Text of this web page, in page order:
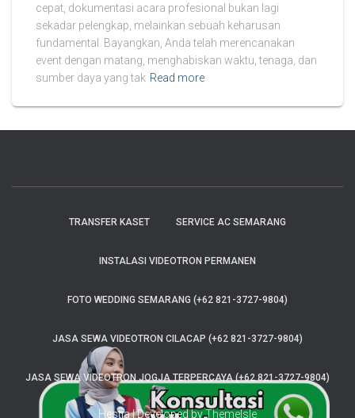
cepat, dokumentasi acara profesional bukan lagi
sekadar pelengkap, melainkan sebuah keharusan
fundamental. Bayangkan, Anda telah merencanakan
event dengan matang, menghabiskan waktu, tenaga, dan
sumber daya yang tak Read more
TRANSFER KASET SERVICE AC SEMARANG
INSTALASI VIDEOTRON PERMANEN
FOTO WEDDING SEMARANG (+62 821-3727-9804)
JASA SEWA VIDEOTRON CILACAP (+62 821-3727-9804)
JASA SEWA VIDEOTRON JOGJA TERPERCAYA (+62 821-3727-9804)
Hestia | Developed byThemeIsle